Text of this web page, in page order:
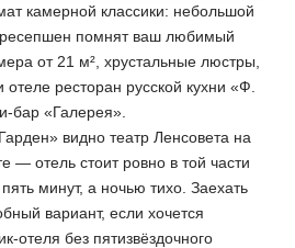
камерной классики: небольшой
помнят ваш любимый
от 21 м², хрустальные люстры,
ресторан русской кухни «Ф.
бар «Галерея».
видно театр Ленсовета на
— отель стоит ровно в той части
минут, а ночью тихо. Заехать
вариант, если хочется
отеля без пятизвёздочного